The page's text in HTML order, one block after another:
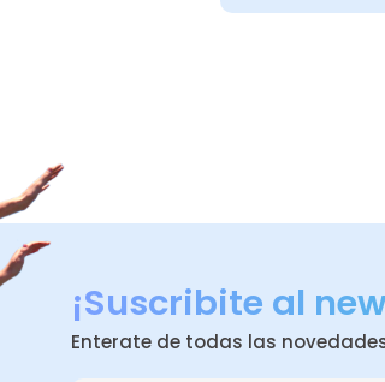
¡Suscribite al
Enterate de todas las